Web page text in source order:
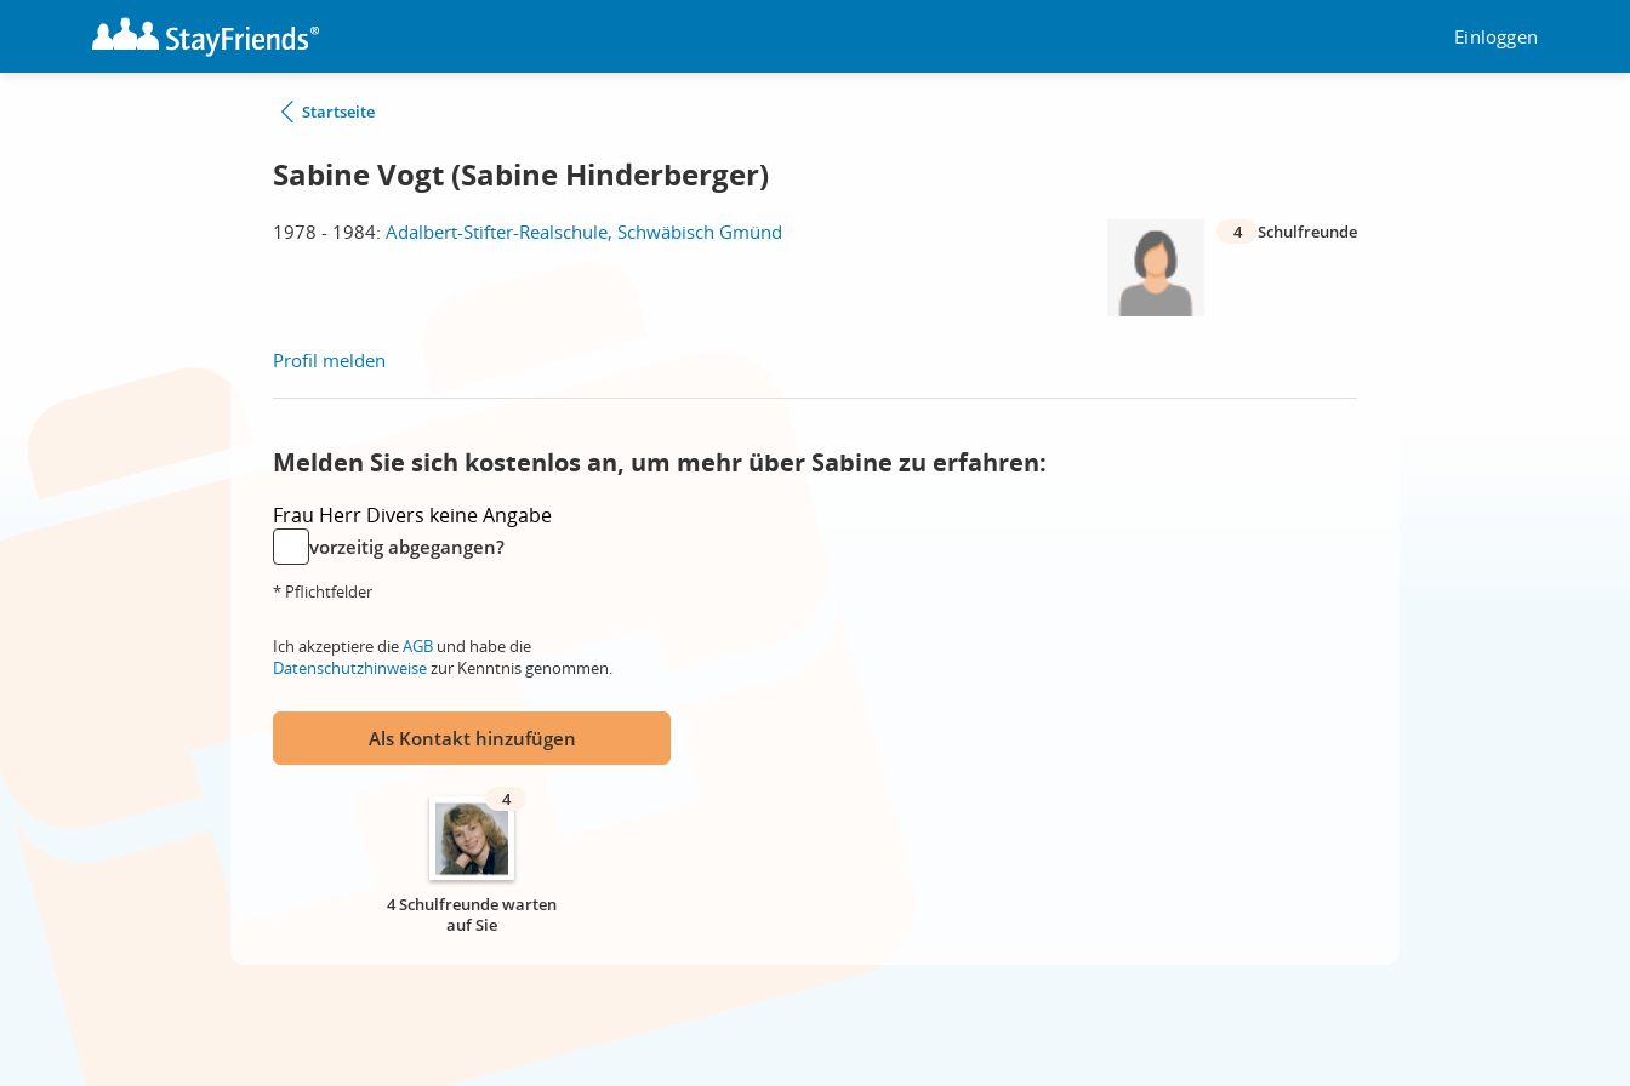
Einloggen
Startseite
Sabine Vogt (Sabine Hinderberger)
1978 - 1984: Adalbert-Stifter-Realschule, Schwäbisch Gmünd 4 Schulfreunde
Profil melden
Melden Sie sich kostenlos an, um mehr über Sabine zu erfahren:
Frau Herr Divers keine Angabe
vorzeitig abgegangen?
* Pflichtfelder
Ich akzeptiere dieAGB und habe die
Datenschutzhinweisezur Kenntnis genommen.
Als Kontakt hinzufügen
4
4 Schulfreunde warten
auf Sie